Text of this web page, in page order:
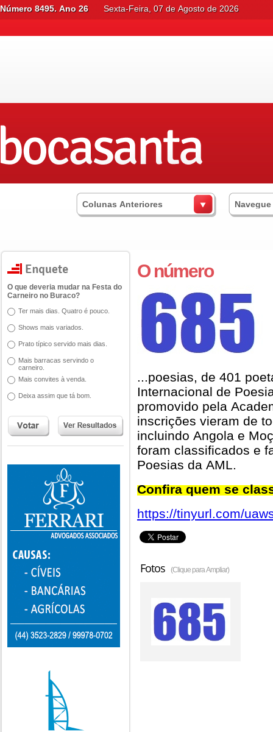
Número 8495. Ano 26 Sexta-Feira, 07 de Agosto de 2026
Colunas Anteriores
O que deveria mudar na Festa do
Carneiro no Buraco?
Ter mais dias. Quatro é pouco.
Shows mais variados.
Prato típico servido mais dias.
Mais barracas servindo o
carneiro.
Mais convites à venda.
Deixa assim que tá bom.
O número
...poesias, de 401
Internacional de
promovido pela
inscrições vieram de
incluindo Angola e
foram classificados e
Poesias da AML.
Confira quem se
https://tinyurl.com/
Fotos (Clique para Ampliar)